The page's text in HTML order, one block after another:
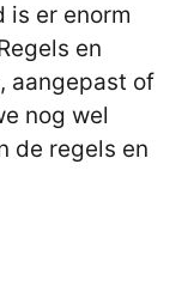
is er enorm
en
aangepast of
nog wel
de regels en